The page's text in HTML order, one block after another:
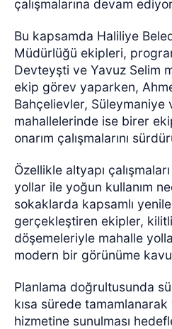
çalışmalarına devam
Bu kapsamda Haliliye
Müdürlüğü ekipleri,
Devteyşti ve Yavuz Selim
ekip görev yaparken,
Bahçelievler, Süleymaniye
mahallelerinde ise birer
onarım çalışmalarını
Özellikle altyapı
yollar ile yoğun kullanım
sokaklarda kapsamlı
gerçekleştiren ekipler,
döşemeleriyle mahalle
modern bir görünüme
Planlama doğrultusunda
kısa sürede tamamlanarak
hizmetine sunulması